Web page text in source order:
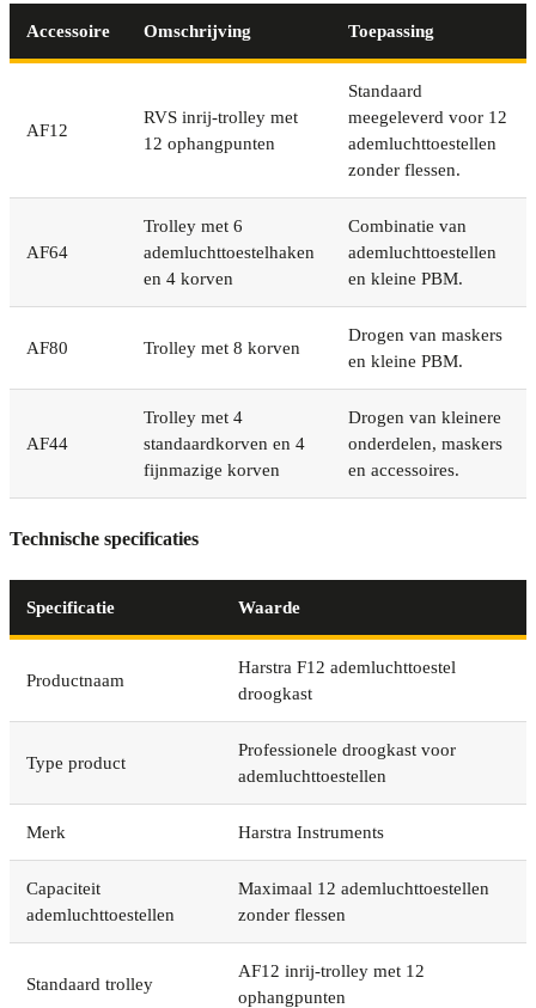
Accessoire Omschrijving Toepassing
AF12
RVS inrij-trolley met
12 ophangpunten
Standaard
meegeleverd voor 12
ademluchttoestellen
zonder flessen.
AF64
Trolley met 6
ademluchttoestelhaken
en 4 korven
Combinatie van
ademluchttoestellen
en kleine PBM.
AF80 Trolley met 8 korven
Drogen van maskers
en kleine PBM.
AF44
Trolley met 4
standaardkorven en 4
fijnmazige korven
Drogen van kleinere
onderdelen, maskers
en accessoires.
Technische specificaties
Specificatie Waarde
Productnaam
Harstra F12 ademluchttoestel
droogkast
Type product
Professionele droogkast voor
ademluchttoestellen
Merk Harstra Instruments
Capaciteit
ademluchttoestellen
Maximaal 12 ademluchttoestellen
zonder flessen
Standaard trolley
AF12 inrij-trolley met 12
ophangpunten